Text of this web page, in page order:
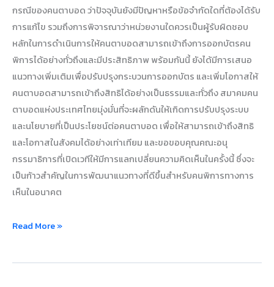
กรณีของคนตาบอด ว่าปัจจุบันยังมีปัญหาหรือข้อจำกัดใดที่ต้องได้รับ
การแก้ไข รวมถึงการพิจารณาว่าหน่วยงานใดควรเป็นผู้รับผิดชอบ
หลักในการดำเนินการให้คนตาบอดสามารถเข้าถึงการออกบัตรคน
พิการได้อย่างทั่วถึงและมีประสิทธิภาพ พร้อมกันนี้ ยังได้มีการเสนอ
แนวทางเพิ่มเติมเพื่อปรับปรุงกระบวนการออกบัตร และเพิ่มโอกาสให้
คนตาบอดสามารถเข้าถึงสิทธิได้อย่างเป็นธรรมและทั่วถึง สมาคมคน
ตาบอดแห่งประเทศไทยมุ่งมั่นที่จะผลักดันให้เกิดการปรับปรุงระบบ
และนโยบายที่เป็นประโยชน์ต่อคนตาบอด เพื่อให้สามารถเข้าถึงสิทธิ
และโอกาสในสังคมได้อย่างเท่าเทียม และขอขอบคุณคณะอนุ
กรรมาธิการที่เปิดเวทีให้มีการแลกเปลี่ยนความคิดเห็นในครั้งนี้ ซึ่งจะ
เป็นก้าวสำคัญในการพัฒนาแนวทางที่ดีขึ้นสำหรับคนพิการทางการ
เห็นในอนาคต
Read More »